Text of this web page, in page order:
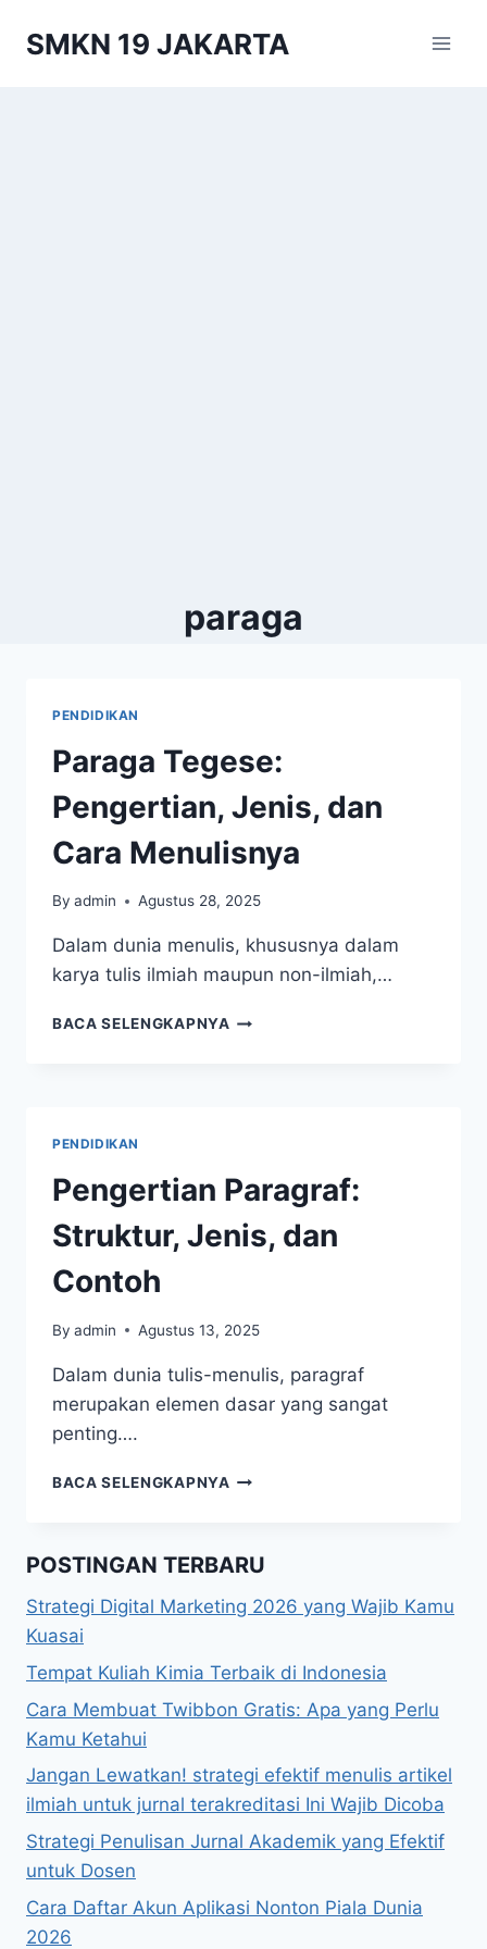
SMKN 19 JAKARTA
paraga
PENDIDIKAN
Paraga Tegese:
Pengertian, Jenis, dan
Cara Menulisnya
By admin Agustus 28, 2025
Dalam dunia menulis, khususnya dalam
karya tulis ilmiah maupun non-ilmiah,…
BACA SELENGKAPNYA PARAGA
PENDIDIKAN
Pengertian Paragraf:
Struktur, Jenis, dan
Contoh
By admin Agustus 13, 2025
Dalam dunia tulis-menulis, paragraf
merupakan elemen dasar yang sangat
penting….
BACA SELENGKAPNYA PENGERTIAN
DAN
POSTINGAN TERBARU
Strategi Digital Marketing 2026 yang Wajib Kamu
Kuasai
Tempat Kuliah Kimia Terbaik di Indonesia
Cara Membuat Twibbon Gratis: Apa yang Perlu
Kamu Ketahui
Jangan Lewatkan! strategi efektif menulis artikel
ilmiah untuk jurnal terakreditasi Ini Wajib Dicoba
Strategi Penulisan Jurnal Akademik yang Efektif
untuk Dosen
Cara Daftar Akun Aplikasi Nonton Piala Dunia
2026